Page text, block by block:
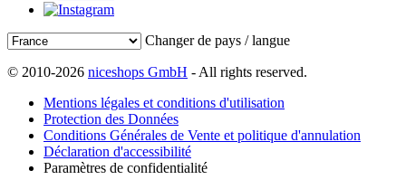
Changer de pays / langue
© 2010-2026 niceshops GmbH - All rights reserved.
Mentions légales et conditions d'utilisation
Protection des Données
Conditions Générales de Vente et politique d'annulation
Déclaration d'accessibilité
Paramètres de confidentialité